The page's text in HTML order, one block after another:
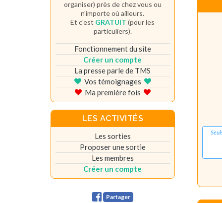
organiser) près de chez vous ou
n'importe où ailleurs.
Et c'est GRATUIT (pour les
particuliers).
Fonctionnement du site
Créer un compte
La presse parle de TMS
Vos témoignages
Ma première fois
LES ACTIVITÉS
Les sorties
Proposer une sortie
Les membres
Créer un compte
Partager